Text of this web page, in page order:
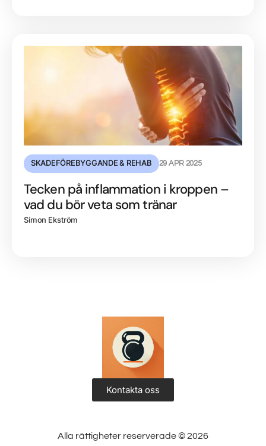
SKADEFÖREBYGGANDE & REHAB 29 APR 2025
Tecken på inflammation i kroppen –
vad du bör veta som tränar
Simon Ekström
Kontakta oss
Alla rättigheter reserverade © 2026